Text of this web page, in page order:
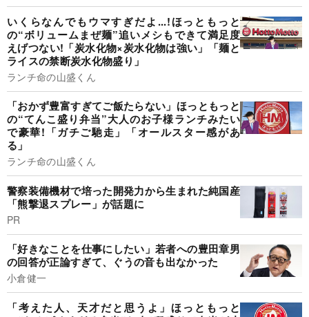
いくらなんでもウマすぎだよ...!ほっともっと
の“ボリュームまぜ麺”追いメシもできて満足度
えげつない!「炭水化物×炭水化物は強い」「麺と
ライスの禁断炭水化物盛り」
ランチ命の山盛くん
「おかず豊富すぎてご飯たらない」ほっともっと
の“てんこ盛り弁当”大人のお子様ランチみたい
で豪華!「ガチご馳走」「オールスター感があ
る」
ランチ命の山盛くん
警察装備機材で培った開発力から生まれた純国産
「熊撃退スプレー」が話題に
PR
「好きなことを仕事にしたい」若者への豊田章男
の回答が正論すぎて、ぐうの音も出なかった
小倉健一
「考えた人、天才だと思うよ」ほっともっと